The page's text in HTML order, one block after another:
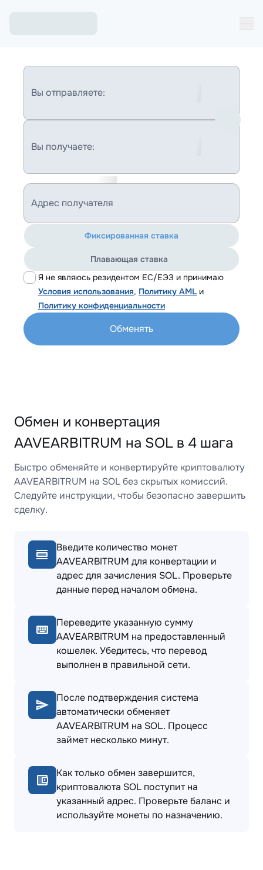
Вы отправляете:
Вы получаете:
Адрес получателя
Я не являюсь резидентом ЕС/ЕЭЗ и принимаю
Условия использования, Политику AML и
Политику конфиденциальности
Фиксированная ставка
Плавающая ставка
Обменять
Обмен и конвертация
AAVEARBITRUM на SOL в 4 шага
Быстро обменяйте и конвертируйте криптовалюту
AAVEARBITRUM на SOL без скрытых комиссий.
Следуйте инструкции, чтобы безопасно завершить
сделку.
Введите количество монет
AAVEARBITRUM для конвертации и
адрес для зачисления SOL. Проверьте
данные перед началом обмена.
Переведите указанную сумму
AAVEARBITRUM на предоставленный
кошелек. Убедитесь, что перевод
выполнен в правильной сети.
После подтверждения система
автоматически обменяет
AAVEARBITRUM на SOL. Процесс
займет несколько минут.
Как только обмен завершится,
криптовалюта SOL поступит на
указанный адрес. Проверьте баланс и
используйте монеты по назначению.